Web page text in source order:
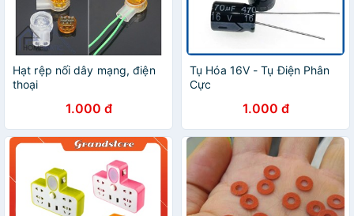
Hạt rệp nối dây mạng, điện
thoại
1.000 đ
Tụ Hóa 16V - Tụ Điện Phân
Cực
1.000 đ